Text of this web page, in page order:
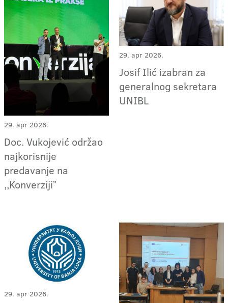
29. apr 2026.
Doc. Vukojević održao
najkorisnije
predavanje na
,,Konverzijiˮ
29. apr 2026.
Josif Ilić izabran za
generalnog sekretara
UNIBL
29. apr 2026.